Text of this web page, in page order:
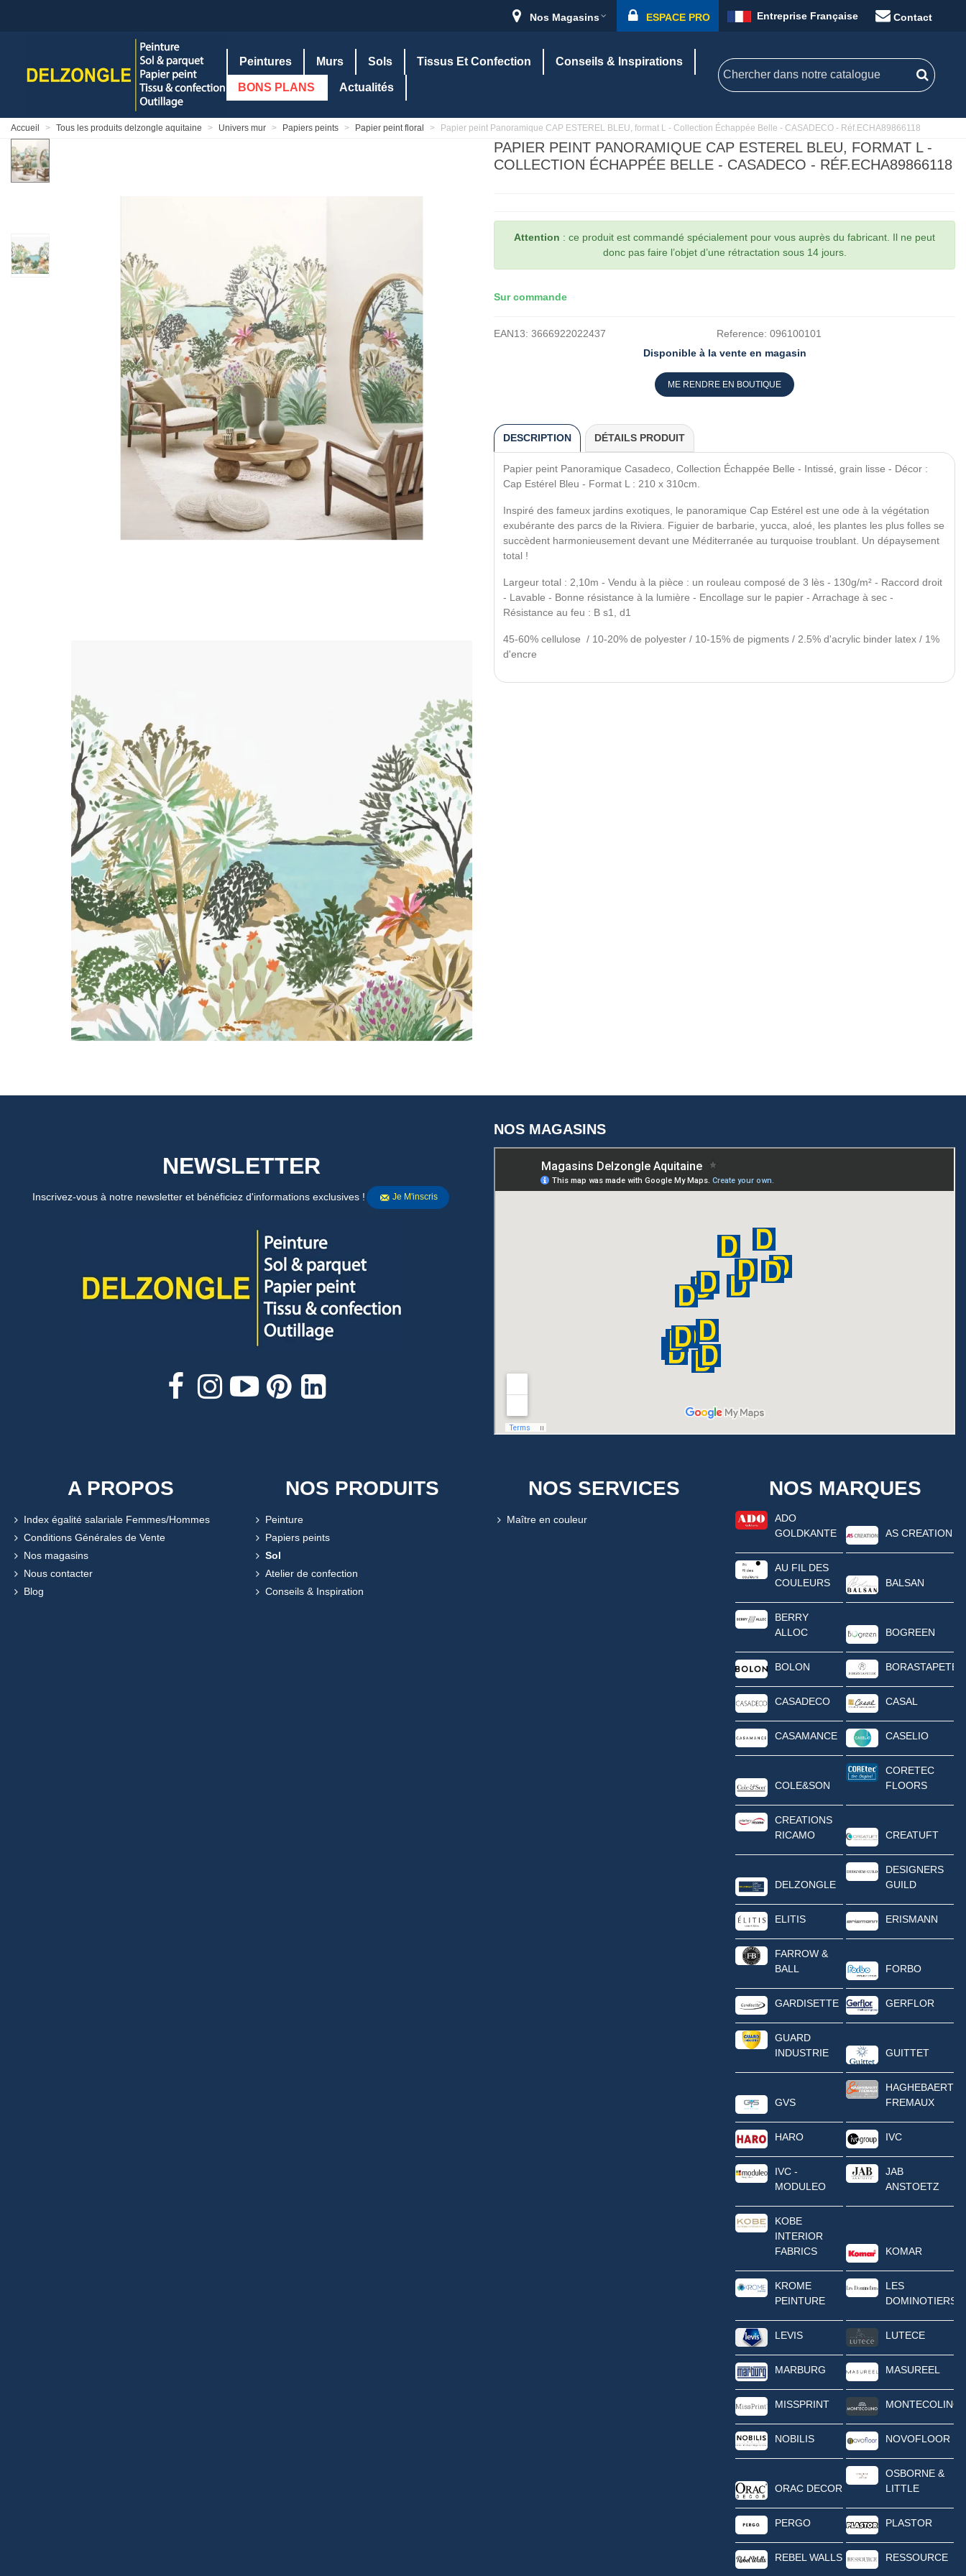
Nos Magasins ESPACE PRO Entreprise Française Contact
Peintures Murs Sols Tissus Et Confection Conseils & Inspirations
BONS PLANS Actualités
Accueil > Tous les produits delzongle aquitaine > Univers mur > Papiers peints > Papier peint floral > Papier peint Panoramique CAP ESTEREL BLEU, format L - Collection Échappée Belle - CASADECO - Réf.ECHA89866118
PAPIER PEINT PANORAMIQUE CAP ESTEREL BLEU, FORMAT L -
COLLECTION ÉCHAPPÉE BELLE - CASADECO - RÉF.ECHA89866118
Attention : ce produit est commandé spécialement pour vous auprès du fabricant. Il ne peut
donc pas faire l’objet d’une rétractation sous 14 jours.
Sur commande
EAN13: 3666922022437 Reference: 096100101
Disponible à la vente en magasin
ME RENDRE EN BOUTIQUE
DESCRIPTION DÉTAILS PRODUIT
Papier peint Panoramique Casadeco, Collection Échappée Belle - Intissé, grain lisse - Décor :
Cap Estérel Bleu - Format L : 210 x 310cm.
Inspiré des fameux jardins exotiques, le panoramique Cap Estérel est une ode à la végétation
exubérante des parcs de la Riviera. Figuier de barbarie, yucca, aloé, les plantes les plus folles se
succèdent harmonieusement devant une Méditerranée au turquoise troublant. Un dépaysement
total !
Largeur total : 2,10m - Vendu à la pièce : un rouleau composé de 3 lès - 130g/m² - Raccord droit
- Lavable - Bonne résistance à la lumière - Encollage sur le papier - Arrachage à sec -
Résistance au feu : B s1, d1
45-60% cellulose / 10-20% de polyester / 10-15% de pigments / 2.5% d'acrylic binder latex / 1%
d'encre
NEWSLETTER
Inscrivez-vous à notre newsletter et bénéficiez d'informations exclusives ! Je M'inscris
NOS MAGASINS
A PROPOS
Index égalité salariale Femmes/Hommes
Conditions Générales de Vente
Nos magasins
Nous contacter
Blog
NOS PRODUITS
Peinture
Papiers peints
Sol
Atelier de confection
Conseils & Inspiration
NOS SERVICES
Maître en couleur
NOS MARQUES
ADO
GOLDKANTE
AS CREATION
AU FIL DES
COULEURS
BALSAN
BERRY
ALLOC
BOGREEN
BOLON BORASTAPETER
CASADECO CASAL
CASAMANCE CASELIO
COLE&SON
CORETEC
FLOORS
CREATIONS
RICAMO
CREATUFT
DELZONGLE
DESIGNERS
GUILD
ELITIS ERISMANN
FARROW &
BALL
FORBO
GARDISETTE GERFLOR
GUARD
INDUSTRIE
GUITTET
GVS
HAGHEBAERT
FREMAUX
HARO IVC
IVC -
MODULEO
JAB
ANSTOETZ
KOBE
INTERIOR
FABRICS
KOMAR
KROME
PEINTURE
LES
DOMINOTIERS
LEVIS LUTECE
MARBURG MASUREEL
MISSPRINT MONTECOLINO
NOBILIS NOVOFLOOR
ORAC DECOR
OSBORNE &
LITTLE
PERGO PLASTOR
REBEL WALLS RESSOURCE